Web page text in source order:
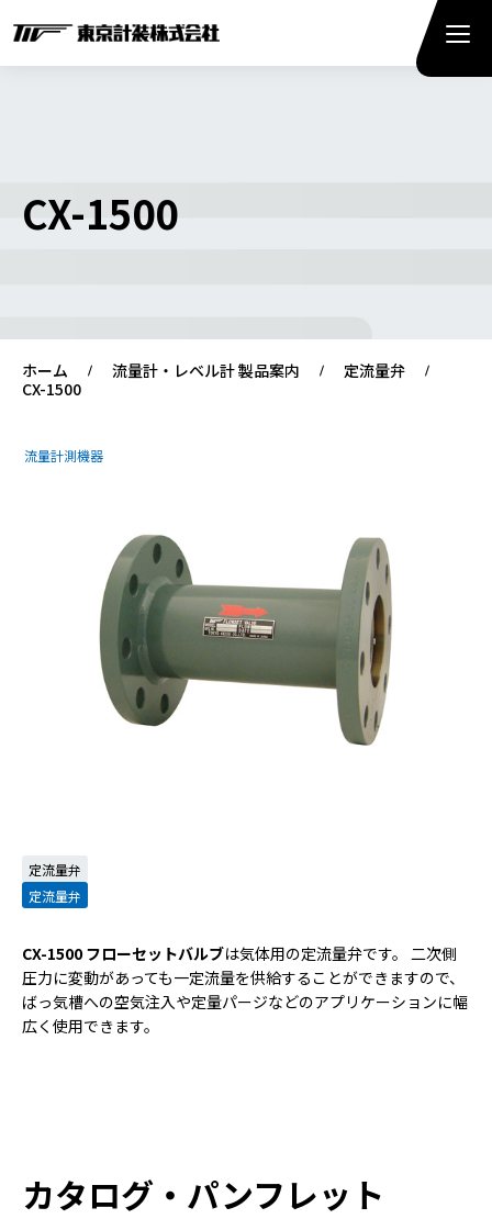
CX-1500
ホーム 流量計・レベル計 製品案内
定流量弁
CX-1500
流量計測機器
定流量弁
定流量弁
CX-1500 フローセットバルブは気体用の定流量弁です。 二次側
圧力に変動があっても一定流量を供給することができますので、
ばっ気槽への空気注入や定量パージなどのアプリケーションに幅
広く使用できます。
カタログ・パンフレット